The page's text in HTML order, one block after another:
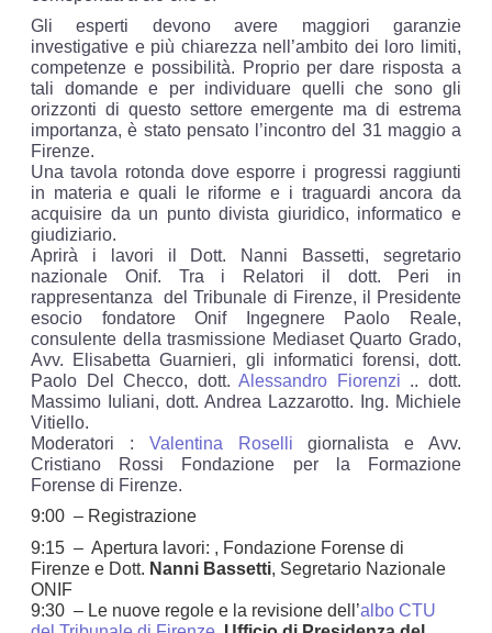
Gli esperti devono avere maggiori garanzie
investigative e più chiarezza nell’ambito dei loro limiti,
competenze e possibilità. Proprio per dare risposta a
tali domande e per individuare quelli che sono gli
orizzonti di questo settore emergente ma di estrema
importanza, è stato pensato l’incontro del 31 maggio a
Firenze.
Una tavola rotonda dove esporre i progressi raggiunti
in materia e quali le riforme e i traguardi ancora da
acquisire da un punto divista giuridico, informatico e
giudiziario.
Aprirà i lavori il Dott. Nanni Bassetti, segretario
nazionale Onif. Tra i Relatori il dott. Peri in
rappresentanza del Tribunale di Firenze, il Presidente
esocio fondatore Onif Ingegnere Paolo Reale,
consulente della trasmissione Mediaset Quarto Grado,
Avv. Elisabetta Guarnieri, gli informatici forensi, dott.
Paolo Del Checco, dott.Alessandro Fiorenzi .. dott.
Massimo Iuliani, dott. Andrea Lazzarotto. Ing. Michiele
Vitiello.
Moderatori : Valentina Roselli giornalista e Avv.
Cristiano Rossi Fondazione per la Formazione
Forense di Firenze.
9:00 – Registrazione
9:15 – Apertura lavori: , Fondazione Forense di
Firenze e Dott. Nanni Bassetti, Segretario Nazionale
ONIF
9:30 – Le nuove regole e la revisione dell’albo CTU